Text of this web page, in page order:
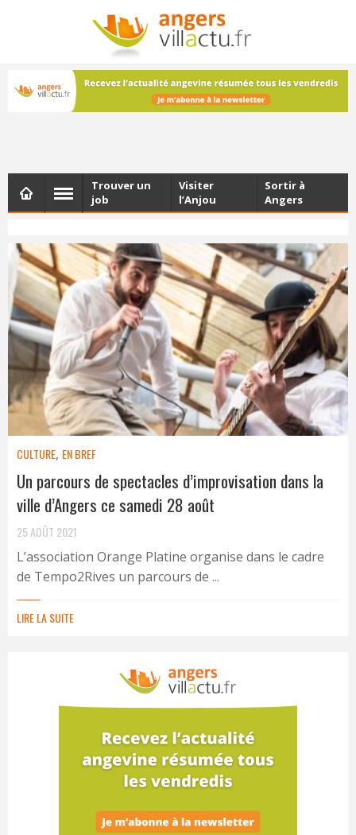
NEWSLETTER
Les dernières actualités d'Angers, chaque vendredi dans
votre boîte e-mail
Trouver un
job
Visiter
l’Anjou
Sortir à
Angers
CULTURE, EN BREF
Un parcours de spectacles d’improvisation dans la
ville d’Angers ce samedi 28 août
25 AOÛT 2021
L’association Orange Platine organise dans le cadre
de Tempo2Rives un parcours de ...
LIRE LA SUITE